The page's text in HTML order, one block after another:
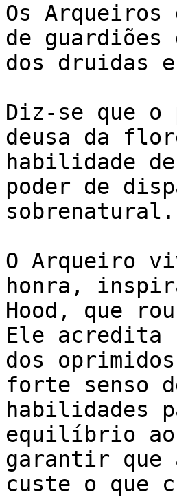
Os Arqueiros
de guardiões
dos druidas
Diz-se que o
deusa da
habilidade
poder de
sobrenatural.
O Arqueiro
honra,
Hood, que
Ele acredita
dos
forte senso
habilidades
equilíbrio ao
garantir que
custe o que